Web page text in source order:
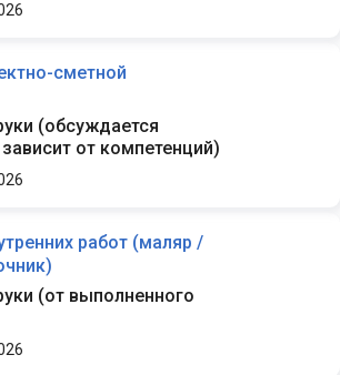
сметной
(обсуждается
от компетенций)
работ (маляр /
(от выполненного